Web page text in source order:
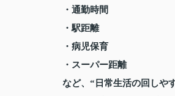
・通勤時間
・駅距離
・病児保育
・スーパー距離
など、“日常生活の回しや